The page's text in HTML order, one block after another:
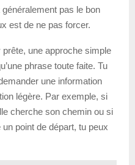
pas le bon
est de ne pas forcer.
prête, une approche simple
phrase toute faite. Tu
une information
légère. Par exemple, si
cherche son chemin ou si
point de départ, tu peux